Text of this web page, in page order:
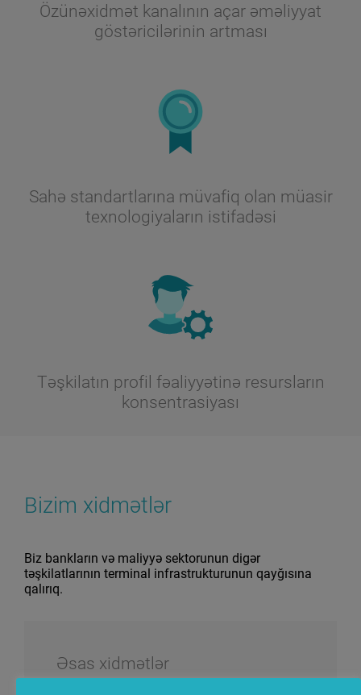
Özünəxidmət kanalının açar əməliyyat
göstəricilərinin artması
Sahə standartlarına müvafiq olan müasir
texnologiyaların istifadəsi
Təşkilatın profil fəaliyyətinə resursların
konsentrasiyası
Bizim xidmətlər
Biz bankların və maliyyə sektorunun digər
təşkilatlarının terminal infrastrukturunun qayğısına
qalırıq.
Əsas xidmətlər